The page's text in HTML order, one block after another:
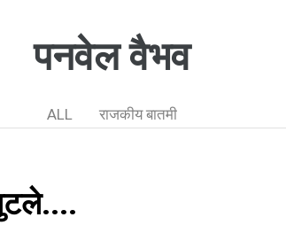
पनवेल वैभव
ALL राजकीय बातमी